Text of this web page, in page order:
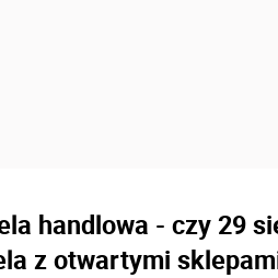
handlowa - czy 29
z otwartymi